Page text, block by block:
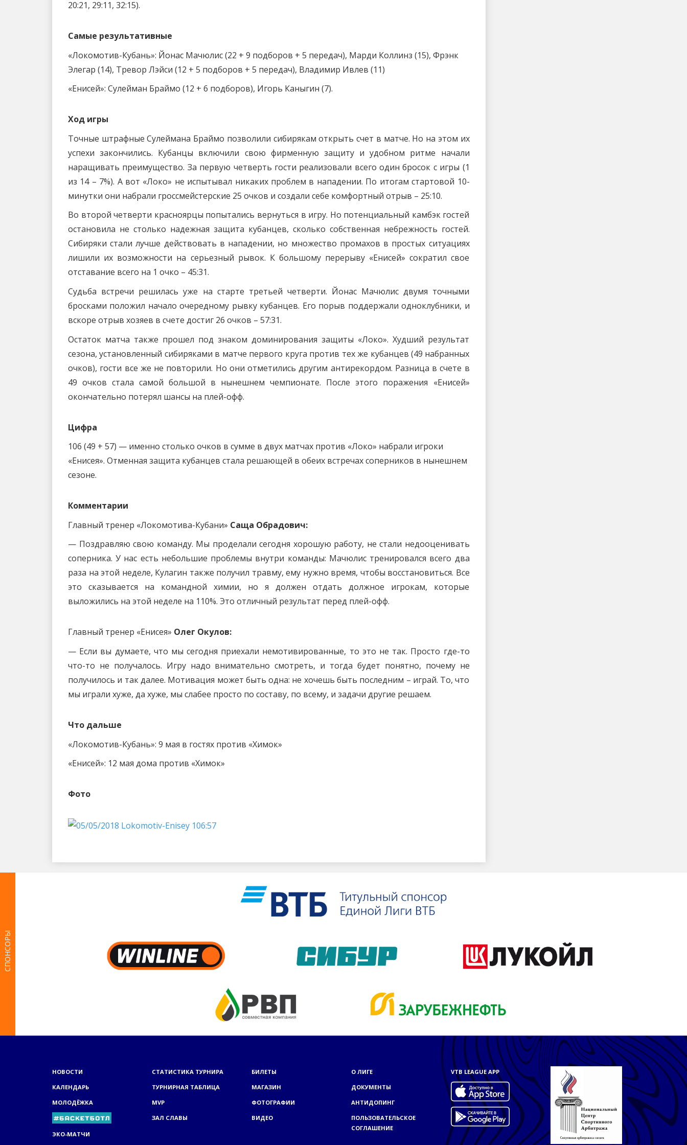
20:21, 29:11, 32:15).
Самые результативные
«Локомотив-Кубань»: Йонас Мачюлис (22 + 9 подборов + 5 передач), Марди Коллинз (15), Фрэнк
Элегар (14), Тревор Лэйси (12 + 5 подборов + 5 передач), Владимир Ивлев (11)
«Енисей»: Сулейман Браймо (12 + 6 подборов), Игорь Каныгин (7).
Ход игры
Точные штрафные Сулеймана Браймо позволили сибирякам открыть счет в матче. Но на этом их
успехи закончились. Кубанцы включили свою фирменную защиту и удобном ритме начали
наращивать преимущество. За первую четверть гости реализовали всего один бросок с игры (1
из 14 – 7%). А вот «Локо» не испытывал никаких проблем в нападении. По итогам стартовой 10-
минутки они набрали гроссмейстерские 25 очков и создали себе комфортный отрыв – 25:10.
Во второй четверти красноярцы попытались вернуться в игру. Но потенциальный камбэк гостей
остановила не столько надежная защита кубанцев, сколько собственная небрежность гостей.
Сибиряки стали лучше действовать в нападении, но множество промахов в простых ситуациях
лишили их возможности на серьезный рывок. К большому перерыву «Енисей» сократил свое
отставание всего на 1 очко – 45:31.
Судьба встречи решилась уже на старте третьей четверти. Йонас Мачюлис двумя точными
бросками положил начало очередному рывку кубанцев. Его порыв поддержали одноклубники, и
вскоре отрыв хозяев в счете достиг 26 очков – 57:31.
Остаток матча также прошел под знаком доминирования защиты «Локо». Худший результат
сезона, установленный сибиряками в матче первого круга против тех же кубанцев (49 набранных
очков), гости все же не повторили. Но они отметились другим антирекордом. Разница в счете в
49 очков стала самой большой в нынешнем чемпионате. После этого поражения «Енисей»
окончательно потерял шансы на плей-офф.
Цифра
106 (49 + 57) — именно столько очков в сумме в двух матчах против «Локо» набрали игроки
«Енисея». Отменная защита кубанцев стала решающей в обеих встречах соперников в нынешнем
сезоне.
Комментарии
Главный тренер «Локомотива-Кубани» Саща Обрадович:
— Поздравляю свою команду. Мы проделали сегодня хорошую работу, не стали недооценивать
соперника. У нас есть небольшие проблемы внутри команды: Мачюлис тренировался всего два
раза на этой неделе, Кулагин также получил травму, ему нужно время, чтобы восстановиться. Все
это сказывается на командной химии, но я должен отдать должное игрокам, которые
выложились на этой неделе на 110%. Это отличный результат перед плей-офф.
Главный тренер «Енисея» Олег Окулов:
— Если вы думаете, что мы сегодня приехали немотивированные, то это не так. Просто где-то
что-то не получалось. Игру надо внимательно смотреть, и тогда будет понятно, почему не
получилось и так далее. Мотивация может быть одна: не хочешь быть последним – играй. То, что
мы играли хуже, да хуже, мы слабее просто по составу, по всему, и задачи другие решаем.
Что дальше
«Локомотив-Кубань»: 9 мая в гостях против «Химок»
«Енисей»: 12 мая дома против «Химок»
Фото
СПОНСОРЫ
НОВОСТИ
КАЛЕНДАРЬ
МОЛОДЁЖКА
ЭКО-МАТЧИ
СТАТИСТИКА ТУРНИРА
ТУРНИРНАЯ ТАБЛИЦА
MVP
ЗАЛ СЛАВЫ
БИЛЕТЫ
МАГАЗИН
ФОТОГРАФИИ
ВИДЕО
О ЛИГЕ
ДОКУМЕНТЫ
АНТИДОПИНГ
ПОЛЬЗОВАТЕЛЬСКОЕ
СОГЛАШЕНИЕ
VTB LEAGUE APP